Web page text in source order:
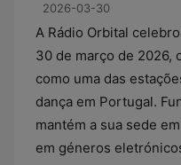
2026-03-30
A Rádio Orbital
30 de março de 2026,
como uma das
dança em Portugal.
mantém a sua sede
em géneros